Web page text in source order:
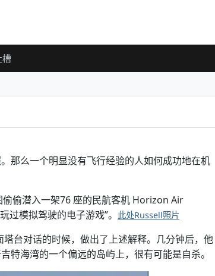
槽
那么一个明显没有飞行经验的人如何成功地在机
偷潜入一架76 座的民航客机 Horizon Air
模拟驾驶的电子游戏”。 此处Russell照片
台对话的时候，做出了上述解释。几分钟后，他
特海湾的一个偏远的岛屿上，很有可能是自杀。